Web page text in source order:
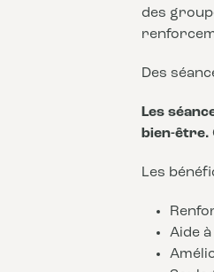
des
Des
Les
bien-être.
Les
Aide